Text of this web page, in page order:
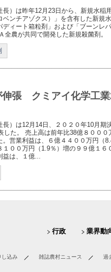
）は昨年12月23日から、新規水稲
ベンチアゾクス）」を含有した新規
ィート箱粒剤」および「ブーンレ
農が共同で開発した新規殺菌剤。
伸張 クミアイ化学工
）は12月14日、２０２０年10月期
した。 売上高は前年比38億８０００
。営業利益は、６億４４００万円（
００万円（1.9％）増の９９億１６
は、１億...
行政 業界動
し込み 雑誌農村ニュース 過